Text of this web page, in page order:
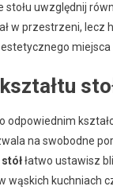
stołu uwzględnij
w przestrzeni, lecz
miejsca
odpowiednim
na swobodne
łatwo ustawisz
wąskich kuchniach